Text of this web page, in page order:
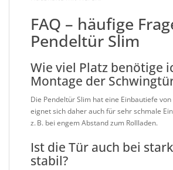
FAQ – häufige
Pendeltür Slim
Wie viel Platz benötige
Montage der
Die Pendeltür Slim hat eine Einbautiefe
eignet sich daher auch für sehr schmale
z. B. bei engem Abstand zum Rollladen.
Ist die Tür auch bei
stabil?